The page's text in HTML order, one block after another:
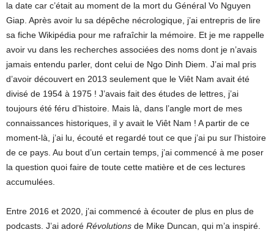
la date car c’était au moment de la mort du Général Vo Nguyen
Giap. Après avoir lu sa dépêche nécrologique, j’ai entrepris de lire
sa fiche Wikipédia pour me rafraîchir la mémoire. Et je me rappelle
avoir vu dans les recherches associées des noms dont je n’avais
jamais entendu parler, dont celui de Ngo Dinh Diem. J’ai mal pris
d’avoir découvert en 2013 seulement que le Viêt Nam avait été
divisé de 1954 à 1975 ! J’avais fait des études de lettres, j’ai
toujours été féru d’histoire. Mais là, dans l’angle mort de mes
connaissances historiques, il y avait le Viêt Nam ! A partir de ce
moment-là, j’ai lu, écouté et regardé tout ce que j’ai pu sur l’histoire
de ce pays. Au bout d’un certain temps, j’ai commencé à me poser
la question quoi faire de toute cette matière et de ces lectures
accumulées.
Entre 2016 et 2020, j’ai commencé à écouter de plus en plus de
podcasts. J’ai adoré Révolutions de Mike Duncan, qui m’a inspiré.